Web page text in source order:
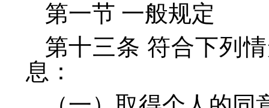
第一节 一般规定
第十三条 符合下列
息：